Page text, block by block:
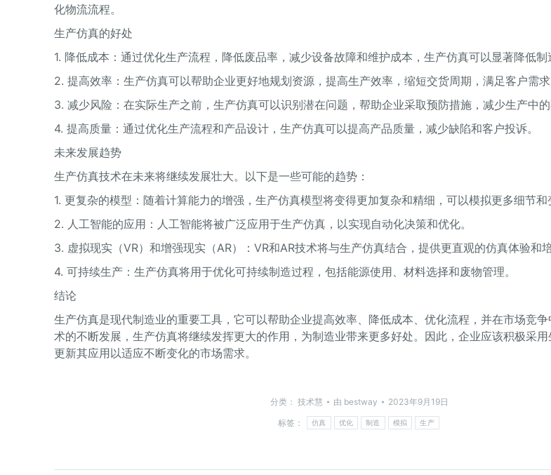
化物流流程。
生产仿真的好处
1. 降低成本：通过优化生产流程，降低废品率，减少设备故障和维护成本，生产仿真可以显著降低制
2. 提高效率：生产仿真可以帮助企业更好地规划资源，提高生产效率，缩短交货周期，满足客户需求
3. 减少风险：在实际生产之前，生产仿真可以识别潜在问题，帮助企业采取预防措施，减少生产中的
4. 提高质量：通过优化生产流程和产品设计，生产仿真可以提高产品质量，减少缺陷和客户投诉。
未来发展趋势
生产仿真技术在未来将继续发展壮大。以下是一些可能的趋势：
1. 更复杂的模型：随着计算能力的增强，生产仿真模型将变得更加复杂和精细，可以模拟更多细节和
2. 人工智能的应用：人工智能将被广泛应用于生产仿真，以实现自动化决策和优化。
3. 虚拟现实（VR）和增强现实（AR）：VR和AR技术将与生产仿真结合，提供更直观的仿真体验和培
4. 可持续生产：生产仿真将用于优化可持续制造过程，包括能源使用、材料选择和废物管理。
结论
生产仿真是现代制造业的重要工具，它可以帮助企业提高效率、降低成本、优化流程，并在市场竞
术的不断发展，生产仿真将继续发挥更大的作用，为制造业带来更多好处。因此，企业应该积极采
更新其应用以适应不断变化的市场需求。
分类： 技术慧 由 bestway
2023年9月19日
标签：
仿真 优化 制造 模拟 生产